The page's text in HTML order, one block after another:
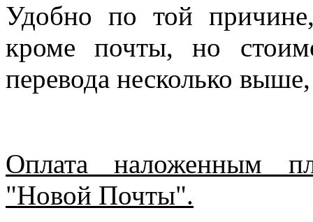
Удобно по той
кроме почты, но
перевода несколько
Оплата наложенным
"Новой Почты".